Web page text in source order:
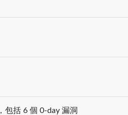
包括 6 個 0-day 漏洞